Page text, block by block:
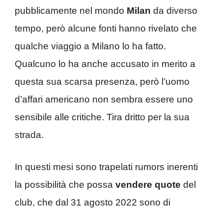
pubblicamente nel mondo Milan da diverso
tempo, però alcune fonti hanno rivelato che
qualche viaggio a Milano lo ha fatto.
Qualcuno lo ha anche accusato in merito a
questa sua scarsa presenza, però l’uomo
d’affari americano non sembra essere uno
sensibile alle critiche. Tira dritto per la sua
strada.
In questi mesi sono trapelati rumors inerenti
la possibilità che possa vendere quote del
club, che dal 31 agosto 2022 sono di